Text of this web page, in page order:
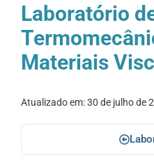
Laboratório
Materiais
Atualizado em:30 de julho de